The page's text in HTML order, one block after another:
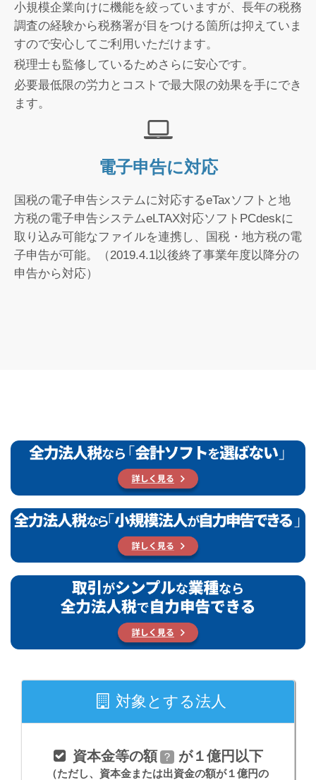
小規模企業向けに機能を絞っていますが、長年の税務
調査の経験から税務署が目をつける箇所は抑えていま
すので安心してご利用いただけます。
税理士も監修しているためさらに安心です。
必要最低限の労力とコストで最大限の効果を手にでき
ます。
電子申告に対応
国税の電子申告システムに対応するeTaxソフトと地
方税の電子申告システムeLTAX対応ソフトPCdeskに
取り込み可能なファイルを連携し、国税・地方税の電
子申告が可能。（2019.4.1以後終了事業年度以降分の
申告から対応）
対象とする法人
資本金等の額 ？ が１億円以下
（ただし、資本金または出資金の額が１億円の